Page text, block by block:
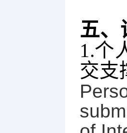
五、
1.个
交支